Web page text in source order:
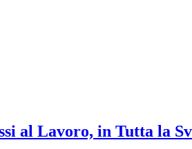
al Lavoro, in Tutta la